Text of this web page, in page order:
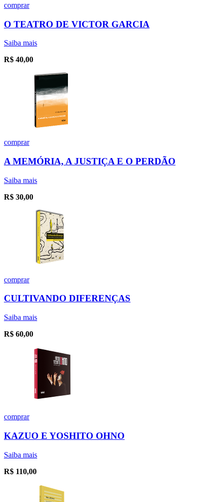
comprar
O TEATRO DE VICTOR GARCIA
Saiba mais
R$ 40,00
comprar
A MEMÓRIA, A JUSTIÇA E O PERDÃO
Saiba mais
R$ 30,00
comprar
CULTIVANDO DIFERENÇAS
Saiba mais
R$ 60,00
comprar
KAZUO E YOSHITO OHNO
Saiba mais
R$ 110,00